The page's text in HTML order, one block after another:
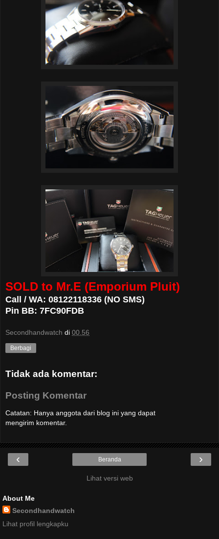
SOLD to Mr.E (Emporium Pluit)
Call / WA: 08122118336 (NO SMS)
Pin BB: 7FC90FDB
Secondhandwatch di 00.56
Berbagi
Tidak ada komentar:
Posting Komentar
Catatan: Hanya anggota dari blog ini yang dapat
mengirim komentar.
‹ ›
Beranda
Lihat versi web
About Me
Secondhandwatch
Lihat profil lengkapku